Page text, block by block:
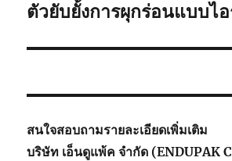
post:
ตัวยับยั้งการผุกร่อนแบบไอ
สนใจสอบถามรายละเอียดเพิ่มเติม
บริษัท เอ็นดูแพ้ค จำกัด (ENDUPAK